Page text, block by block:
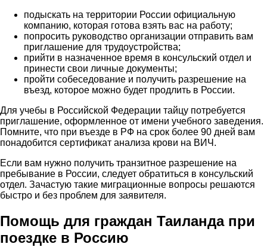
подыскать на территории России официальную
компанию, которая готова взять вас на работу;
попросить руководство организации отправить вам
приглашение для трудоустройства;
прийти в назначенное время в консульский отдел и
принести свои личные документы;
пройти собеседование и получить разрешение на
въезд, которое можно будет продлить в России.
Для учебы в Российской Федерации тайцу потребуется
приглашение, оформленное от имени учебного заведения.
Помните, что при въезде в РФ на срок более 90 дней вам
понадобится сертификат анализа крови на ВИЧ.
Если вам нужно получить транзитное разрешение на
пребывание в России, следует обратиться в консульский
отдел. Зачастую такие миграционные вопросы решаются
быстро и без проблем для заявителя.
Помощь для граждан Таиланда при
поездке в Россию